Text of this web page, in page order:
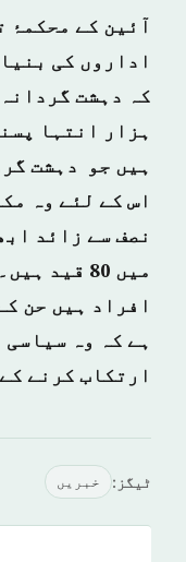
آئین کے محکمۂ
اداروں کی
ہیں جو دہشت
اس کے لئے وہ
نصف سے زائد
افراد ہیں حن
ہے کہ وہ سیاسی
ارتکاب کرنے
ٹیگز: خبريں